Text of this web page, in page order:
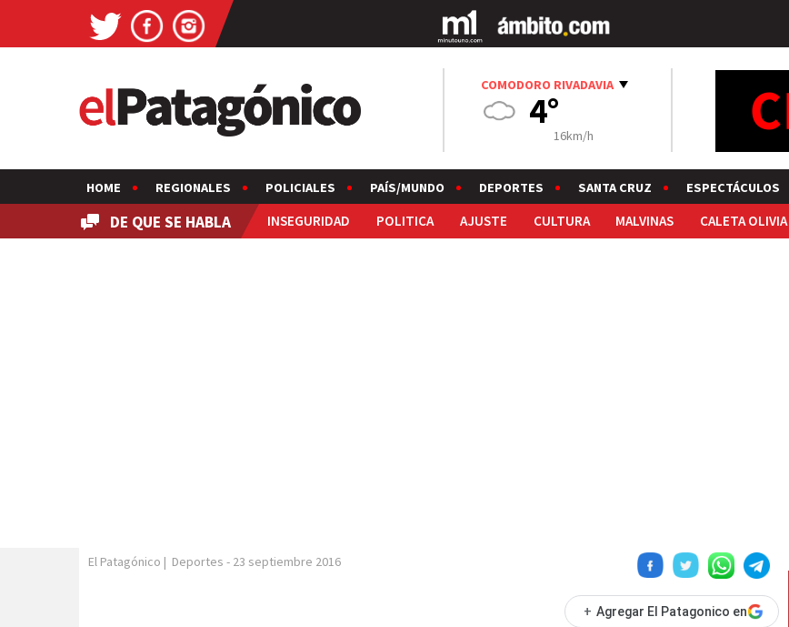
COMODORO RIVADAVIA
4°
16km/h
HOME REGIONALES POLICIALES PAÍS/MUNDO DEPORTES SANTA CRUZ ESPECTÁCULOS
DE QUE SE HABLA INSEGURIDAD POLITICA AJUSTE CULTURA MALVINAS CALETA OLIVIA
El Patagónico | Deportes - 23 septiembre 2016
+ Agregar El Patagonico en